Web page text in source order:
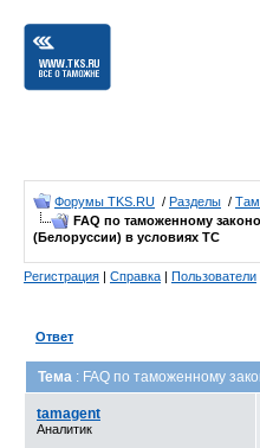
Форумы TKS.RU / Разделы /
FAQ по таможенному
(Белоруссии) в условиях ТС
Регистрация | Справка | Пользователи
Ответ
Тема : FAQ по таможенному
tamagent
Аналитик